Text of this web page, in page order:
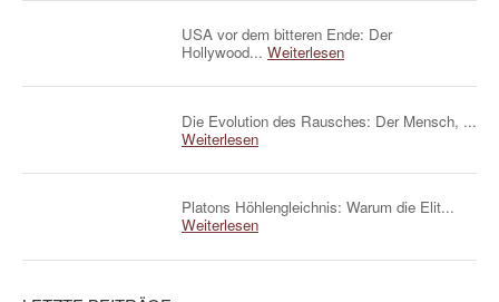
USA vor dem bitteren Ende: Der
Hollywood... Weiterlesen
Die Evolution des Rausches: Der Mensch, ...
Weiterlesen
Platons Höhlengleichnis: Warum die Elit...
Weiterlesen